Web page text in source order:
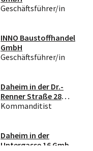
Geschäftsführer/in
INNO Baustoffhandel
GmbH
Geschäftsführer/in
Daheim in der Dr.-
Renner Straße 28
GmbH & Co KG
Kommanditist
Daheim in der
Untergasse 16 GmbH